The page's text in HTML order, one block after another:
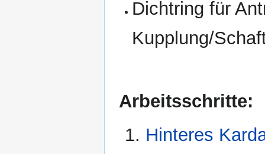
Dichtring für
Kupplung/
Arbeitsschritte:
Hinteres